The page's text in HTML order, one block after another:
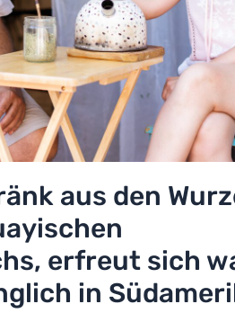
aus den
erfreut sich
in